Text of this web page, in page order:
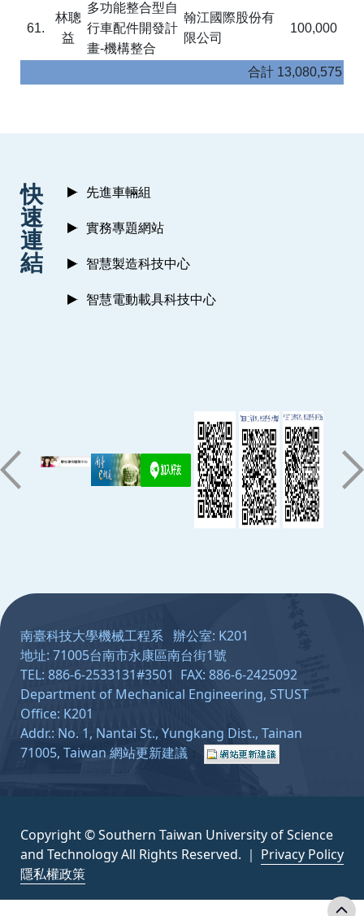
61.
林聰
益
多功能整合型自
行車配件開發計
畫-機構整合
翰江國際股份有
限公司
100,000
合計 13,080,575
快
速
連
結
先進車輛組
實務專題網站
智慧製造科技中心
智慧電動載具科技中心
南臺科技大學機械工程系 辦公室: K201
地址: 71005台南市永康區南台街1號
TEL: 886-6-2533131#3501 FAX: 886-6-2425092
Department of Mechanical Engineering, STUST
Office: K201
Addr.: No. 1, Nantai St., Yungkang Dist., Tainan
71005, Taiwan 網站更新建議 ：
Copyright © Southern Taiwan University of Science
and Technology All Rights Reserved. ｜ Privacy Policy
隱私權政策